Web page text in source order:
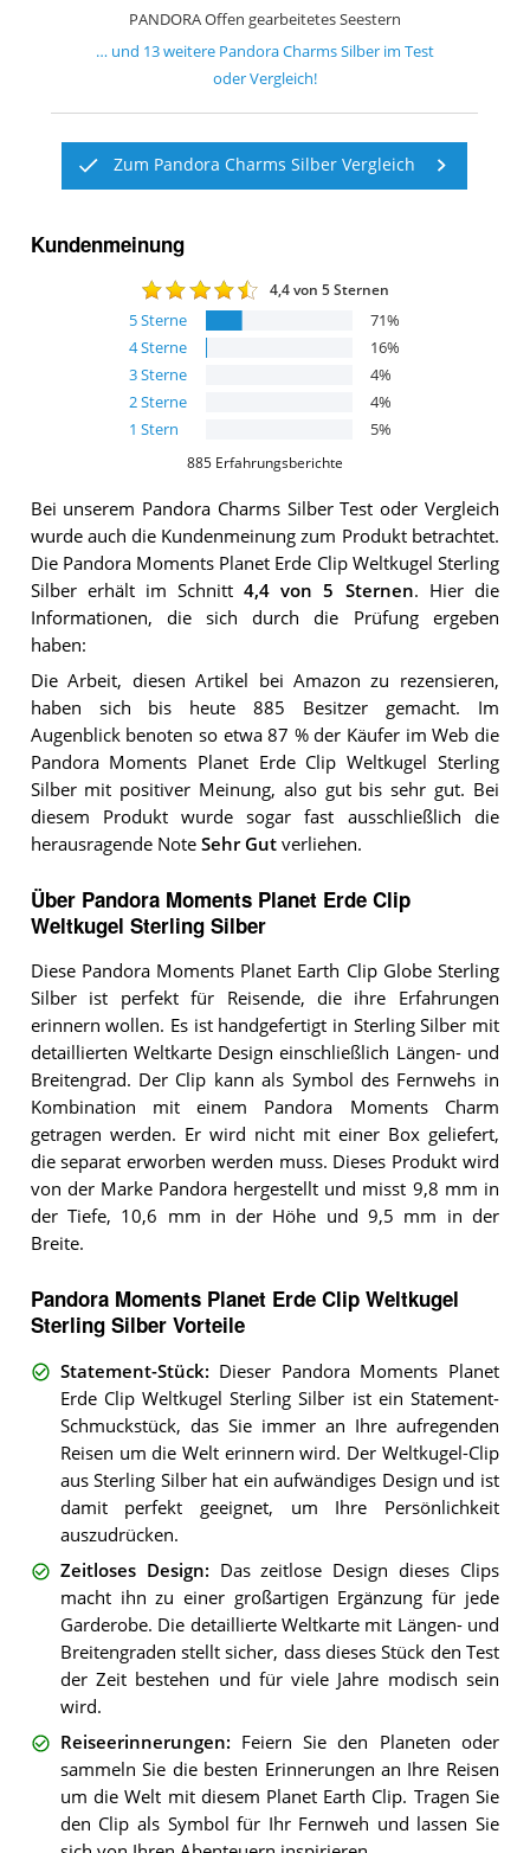
PANDORA Offen gearbeitetes Seestern
… und 13weitere Pandora Charms Silberim Test
oder Vergleich!
Zum Pandora Charms Silber Vergleich
Kundenmeinung
4,4von 5 Sternen
5Sterne 71%
4Sterne 16%
3Sterne 4%
2Sterne 4%
1 Stern 5%
885 Erfahrungsberichte
Bei unserem Pandora Charms SilberTest oder Vergleich
wurde auch die Kundenmeinung zum Produkt betrachtet.
Die Pandora Moments Planet Erde Clip Weltkugel Sterling
Silbererhält im Schnitt4,4 von 5 Sternen. Hier die
Informationen, die sich durch die Prüfung ergeben
haben:
Die Arbeit, diesen Artikel bei Amazon zu rezensieren,
haben sich bis heute 885 Besitzer gemacht. Im
Augenblick benoten so etwa 87 % der Käufer im Web die
Pandora Moments Planet Erde Clip Weltkugel Sterling
Silber mit positiver Meinung, also gut bis sehr gut. Bei
diesem Produkt wurde sogar fast ausschließlich die
herausragende Note Sehr Gutverliehen.
Über Pandora Moments Planet Erde Clip
Weltkugel Sterling Silber
Diese Pandora Moments Planet Earth Clip Globe Sterling
Silber ist perfekt für Reisende, die ihre Erfahrungen
erinnern wollen. Es ist handgefertigt in Sterling Silber mit
detaillierten Weltkarte Design einschließlich Längen- und
Breitengrad. Der Clip kann als Symbol des Fernwehs in
Kombination mit einem Pandora Moments Charm
getragen werden. Er wird nicht mit einer Box geliefert,
die separat erworben werden muss. Dieses Produkt wird
von der Marke Pandora hergestellt und misst 9,8 mm in
der Tiefe, 10,6 mm in der Höhe und 9,5 mm in der
Breite.
Pandora Moments Planet Erde Clip Weltkugel
Sterling Silber Vorteile
Statement-Stück: Dieser Pandora Moments Planet
Erde Clip Weltkugel Sterling Silber ist ein Statement-
Schmuckstück, das Sie immer an Ihre aufregenden
Reisen um die Welt erinnern wird. Der Weltkugel-Clip
aus Sterling Silber hat ein aufwändiges Design und ist
damit perfekt geeignet, um Ihre Persönlichkeit
auszudrücken.
Zeitloses Design: Das zeitlose Design dieses Clips
macht ihn zu einer großartigen Ergänzung für jede
Garderobe. Die detaillierte Weltkarte mit Längen- und
Breitengraden stellt sicher, dass dieses Stück den Test
der Zeit bestehen und für viele Jahre modisch sein
wird.
Reiseerinnerungen: Feiern Sie den Planeten oder
sammeln Sie die besten Erinnerungen an Ihre Reisen
um die Welt mit diesem Planet Earth Clip. Tragen Sie
den Clip als Symbol für Ihr Fernweh und lassen Sie